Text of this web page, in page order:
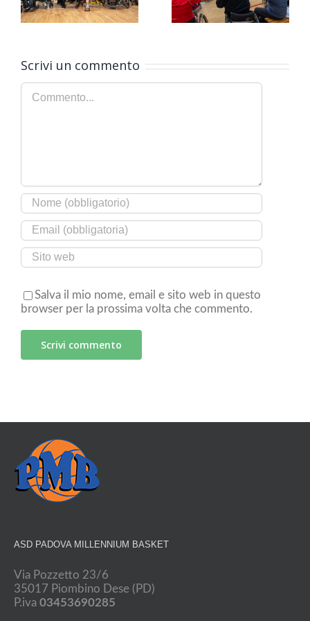
weekend a Roma ci si
gioca la Serie A
Basket alle finali di
Eurocup 3
Scrivi un commento
Commento
Salva il mio nome, email e sito web in questo
browser per la prossima volta che commento.
ASD PADOVA MILLENNIUM BASKET
Via Pozzetto 23/6
35017 Piombino Dese (PD)
P.iva 03453690285